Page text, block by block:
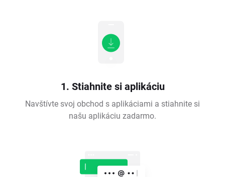
1. Stiahnite si aplikáciu
Navštívte svoj obchod s aplikáciami a stiahnite si
našu aplikáciu zadarmo.